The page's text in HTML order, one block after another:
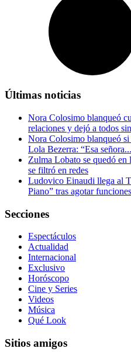
Últimas noticias
Nora Colosimo blanqueó
relaciones y dejó a todos
Nora Colosimo blanqueó
Lola Bezerra: “Esa
Zulma Lobato se quedó en
se filtró en redes
Ludovico Einaudi llega al
Piano” tras agotar
Secciones
Espectáculos
Actualidad
Internacional
Exclusivo
Horóscopo
Cine y Series
Videos
Música
Qué Look
Sitios amigos